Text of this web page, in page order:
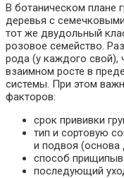
В ботаническом плане
деревья с
тот же двудольный
розовое семейство.
рода (у каждого свой),
взаимном росте в
системы. При этом
факторов:
срок прививки
тип и сортовую
и подвоя (основа
способ
последующий